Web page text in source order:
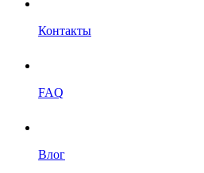
Контакты
FAQ
Влог